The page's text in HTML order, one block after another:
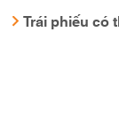
Trái phiếu có